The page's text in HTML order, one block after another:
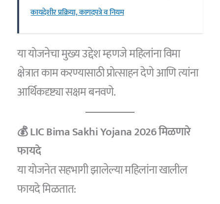
कायदेशीर प्रक्रिया, कागदपत्रे व नियम
या योजनेचा मुख्य उद्देश म्हणजे महिलांना विमा
क्षेत्रात काम करण्यासाठी प्रोत्साहन देणे आणि त्यांना
आर्थिकदृष्ट्या सक्षम बनवणे.
💰 LIC Bima Sakhi Yojana 2026मिळणारे
फायदे
या योजनेत सहभागी झालेल्या महिलांना खालील
फायदे मिळतात: